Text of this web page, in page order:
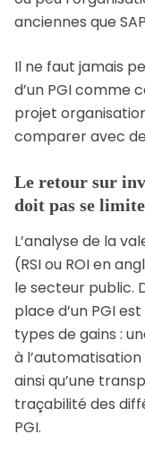
anciennes que
Il ne faut jamais
d’un PGI comme
projet
comparer avec
Le retour sur
doit pas se
L’analyse de la
(RSI ou ROI en
le secteur public.
place d’un PGI
types de gains :
à
ainsi qu’une
traçabilité des
PGI.